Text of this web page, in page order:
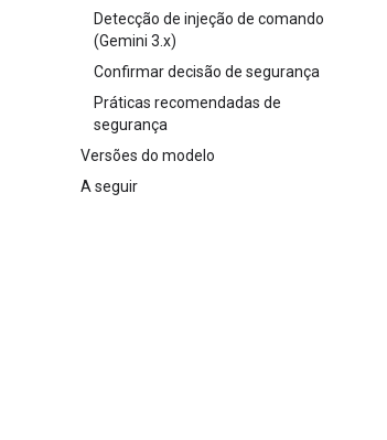
Detecção de injeção de comando
(Gemini 3.x)
Confirmar decisão de segurança
Práticas recomendadas de
segurança
Versões do modelo
A seguir